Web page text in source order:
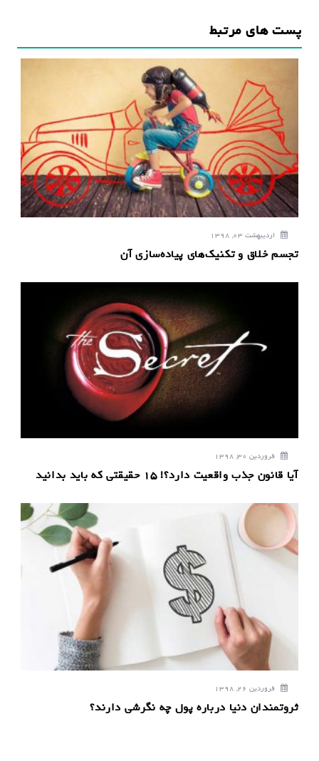
ی
ن
ه
پست های مرتبط
اردیبهشت 03, 1398
تجسم خلاق و تکنیک‌های پیاده‌سازی آن
فروردین 30, 1398
آیا قانون جذب واقعیت دارد؟! ۱۵ حقیقتی که باید بدانید
فروردین 26, 1398
ثروتمندان دنیا درباره پول چه نگرشی دارند؟